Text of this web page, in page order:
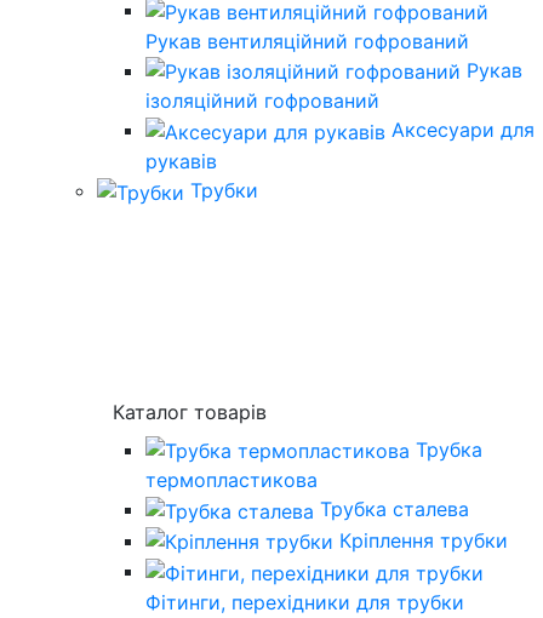
Рукав вентиляційний гофрований
Рукав
ізоляційний гофрований
Аксесуари для
рукавів
Трубки
Каталог товарів
Трубка
термопластикова
Трубка сталева
Кріплення трубки
Фітинги, перехідники для трубки